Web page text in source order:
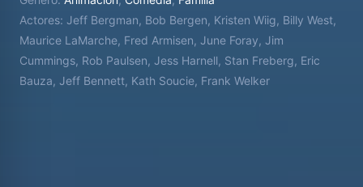
Actores: Jeff Bergman, Bob Bergen, Kristen Wiig, Billy West,
Maurice LaMarche, Fred Armisen, June Foray, Jim
Cummings, Rob Paulsen, Jess Harnell, Stan Freberg, Eric
Bauza, Jeff Bennett, Kath Soucie, Frank Welker